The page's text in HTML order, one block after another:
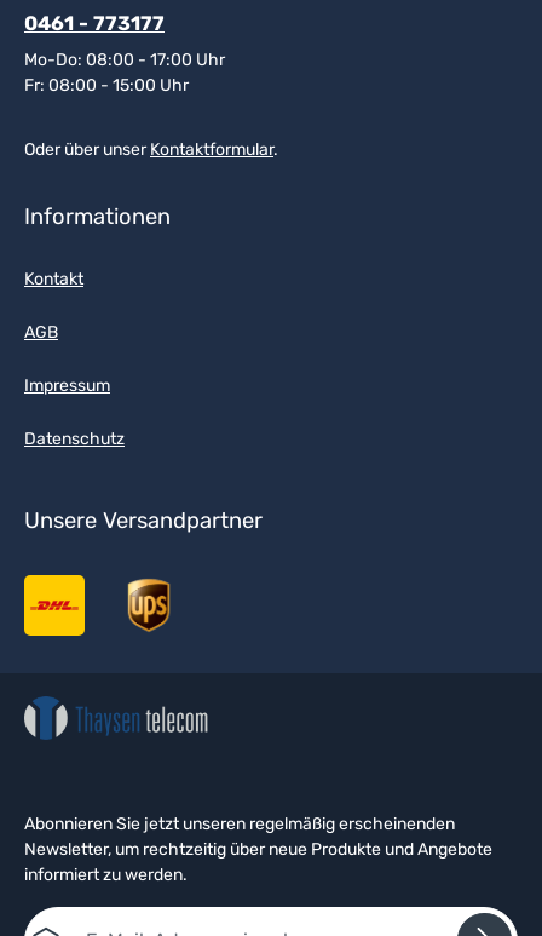
0461 - 773177
Mo-Do: 08:00 - 17:00 Uhr
Fr: 08:00 - 15:00 Uhr
Oder über unserKontaktformular.
Informationen
Kontakt
AGB
Impressum
Datenschutz
Unsere Versandpartner
Abonnieren Sie jetzt unseren regelmäßig erscheinenden
Newsletter, um rechtzeitig über neue Produkte und Angebote
informiert zu werden.
E-Mail-Adresse*